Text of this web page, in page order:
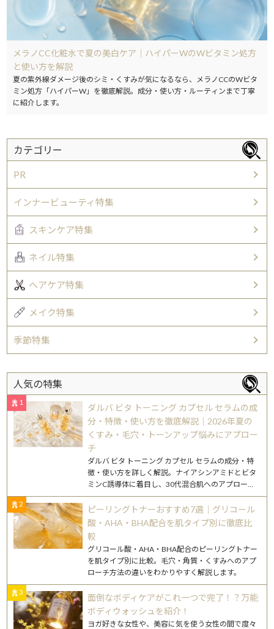
メラノCC化粧水で夏の美白ケア｜ハイパーWのWビタミン処方
と使い方を解説
夏の紫外線ダメージ後のシミ・くすみが気になるなら、メラノCCのWビタ
ミン処方「ハイパーW」を徹底解説。成分・使い方・ルーティンまで丁寧
に紹介します。
カテゴリー
PR
インナービューティ特集
スキンケア特集
ネイル特集
ヘアケア特集
メイク特集
季節特集
人気の特集
1
ダルバ ビタ トーニング カプセル セラムの成
分・特徴・使い方を徹底解説｜2026年夏の
くすみ・毛穴・トーンアップ悩みにアプロー
チ
ダルバ ビタ トーニング カプセル セラムの成分・特
徴・使い方を詳しく解説。ナイアシンアミドとビタ
ミンC誘導体に着目し、30代混合肌へのアプローチ
もわかりやすく紹介します。
2
ピーリングトナーおすすめ7選｜グリコール
酸・AHA・BHA配合を肌タイプ別に徹底比
較
グリコール酸・AHA・BHA配合のピーリングトナー
を肌タイプ別に比較。毛穴・角質・くすみへのアプ
ローチ方法の違いをわかりやすく解説します。
3
面倒なボディケアがこれ一つで完了！？万能
ボディウォッシュを紹介！
ヨガ好きな女性や、美容に気を使う女性の間で度々